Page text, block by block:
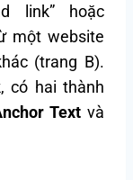
link” hoặc
một website
(trang B).
có hai thành
Text và